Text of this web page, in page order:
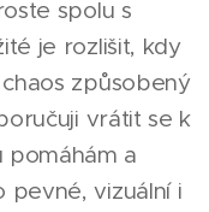
spolu s
je rozlišit, kdy
způsobený
vrátit se k
a
pevné, vizuální i